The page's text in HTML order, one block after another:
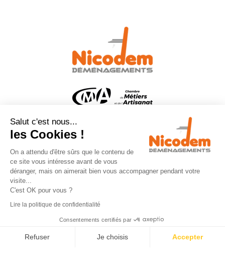
NOUS CONTACTER
22 rue de la Vallée
04 50 09 78 48
nicodem@annecy-demenagement.com
Salut c'est nous...
les Cookies !
On a attendu d'être sûrs que le contenu de
ce site vous intéresse avant de vous
déranger, mais on aimerait bien vous accompagner pendant votre
visite...
C'est OK pour vous ?
Lire la politique de confidentialité
Consentements certifiés par
Refuser Je choisis Accepter